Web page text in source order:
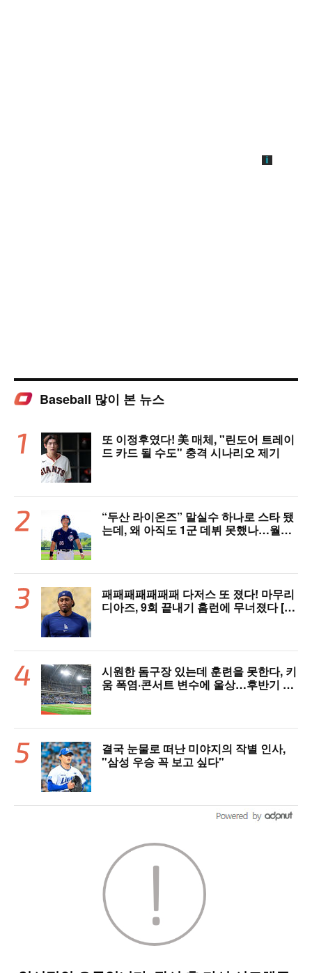
Baseball 많이 본 뉴스
또 이정후였다! 美 매체, "린도어 트레이
드 카드 될 수도" 충격 시나리오 제기
“두산 라이온즈” 말실수 하나로 스타 됐
는데, 왜 아직도 1군 데뷔 못했나…월간
패패패패패패패 다저스 또 졌다! 마무리
디아즈, 9회 끝내기 홈런에 무너졌다 [L
시원한 돔구장 있는데 훈련을 못한다, 키
움 폭염·콘서트 변수에 울상…후반기 상
결국 눈물로 떠난 미야지의 작별 인사,
"삼성 우승 꼭 보고 싶다"